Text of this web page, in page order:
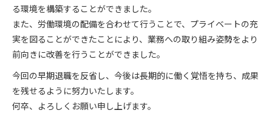
る環境を構築することができました。
また、労働環境の配備を合わせて行うことで、プライベートの充
実を図ることができたことにより、業務への取り組み姿勢をより
前向きに改善を行うことができました。
今回の早期退職を反省し、今後は長期的に働く覚悟を持ち、成果
を残せるように努力いたします。
何卒、よろしくお願い申し上げます。